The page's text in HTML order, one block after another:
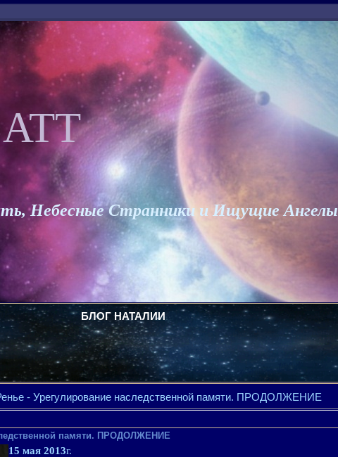
Небесные Странники и Ищущие Ангелы
БЛОГ НАТАЛИИ
- Урегулирование наследственной памяти. ПРОДОЛЖЕНИЕ
памяти. ПРОДОЛЖЕНИЕ
15 мая 2013г.